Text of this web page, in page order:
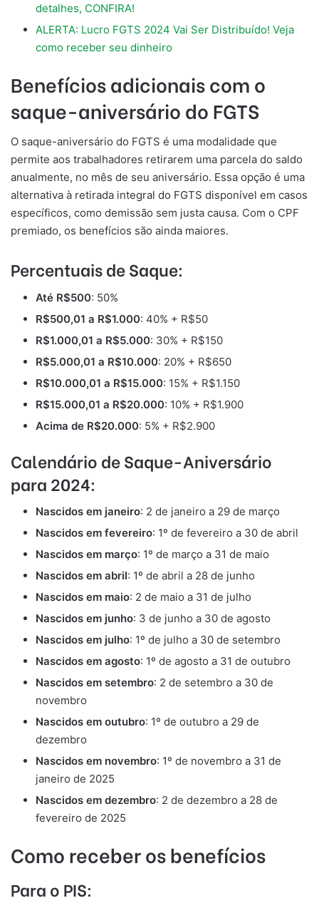
detalhes, CONFIRA!
ALERTA: Lucro FGTS 2024 Vai Ser Distribuído! Veja
como receber seu dinheiro
Benefícios adicionais com o
saque-aniversário do FGTS
O saque-aniversário do FGTS é uma modalidade que
permite aos trabalhadores retirarem uma parcela do saldo
anualmente, no mês de seu aniversário. Essa opção é uma
alternativa à retirada integral do FGTS disponível em casos
específicos, como demissão sem justa causa. Com o CPF
premiado, os benefícios são ainda maiores.
Percentuais de Saque:
Até R$500: 50%
R$500,01 a R$1.000: 40% + R$50
R$1.000,01 a R$5.000: 30% + R$150
R$5.000,01 a R$10.000: 20% + R$650
R$10.000,01 a R$15.000: 15% + R$1.150
R$15.000,01 a R$20.000: 10% + R$1.900
Acima de R$20.000: 5% + R$2.900
Calendário de Saque-Aniversário
para 2024:
Nascidos em janeiro: 2 de janeiro a 29 de março
Nascidos em fevereiro: 1º de fevereiro a 30 de abril
Nascidos em março: 1º de março a 31 de maio
Nascidos em abril: 1º de abril a 28 de junho
Nascidos em maio: 2 de maio a 31 de julho
Nascidos em junho: 3 de junho a 30 de agosto
Nascidos em julho: 1º de julho a 30 de setembro
Nascidos em agosto: 1º de agosto a 31 de outubro
Nascidos em setembro: 2 de setembro a 30 de
novembro
Nascidos em outubro: 1º de outubro a 29 de
dezembro
Nascidos em novembro: 1º de novembro a 31 de
janeiro de 2025
Nascidos em dezembro: 2 de dezembro a 28 de
fevereiro de 2025
Como receber os benefícios
Para o PIS: